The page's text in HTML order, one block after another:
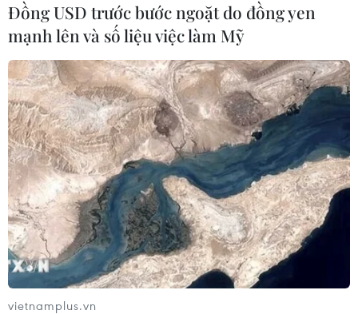
(Vietnam+)
#Bộ Y tế #mắc COVID-19
Đồng USD trước bước ngoặt do đồng yen
mạnh lên và số liệu việc làm Mỹ
vietnamplus.vn